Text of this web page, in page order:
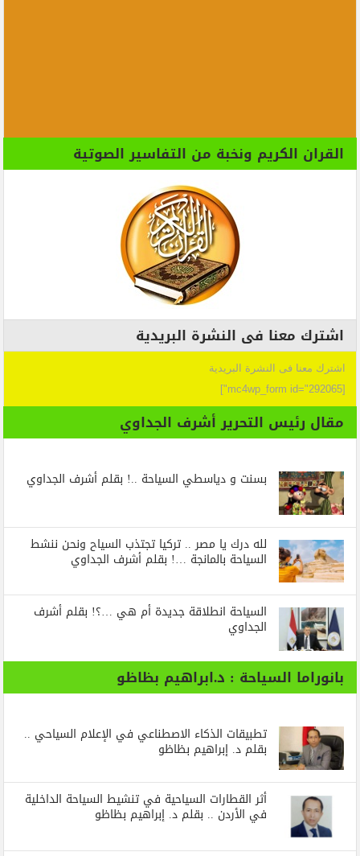
القران الكريم ونخبة من التفاسير الصوتية
اشترك معنا فى النشرة البريدية
اشترك معنا فى النشرة البريدية
[mc4wp_form id="292065"]
مقال رئيس التحرير أشرف الجداوي
بسنت و دياسطي السياحة ..! بقلم أشرف الجداوي
لله درك يا مصر .. تركيا تجتذب السياح ونحن ننشط
السياحة بالمانجة …! بقلم أشرف الجداوي
السياحة انطلاقة جديدة أم هي …؟! بقلم أشرف
الجداوي
بانوراما السياحة : د.ابراهيم بظاظو
تطبيقات الذكاء الاصطناعي في الإعلام السياحي ..
بقلم د. إبراهيم بظاظو
أثر القطارات السياحية في تنشيط السياحة الداخلية
في الأردن .. بقلم د. إبراهيم بظاظو